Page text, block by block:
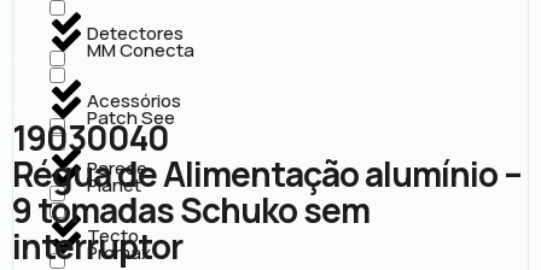
Detectores
Acessórios
Parede
Tecto
MM Conecta
Patch See
Planet
Promax
19030040
Régua de Alimentação alumínio –
9 tomadas Schuko sem
interruptor